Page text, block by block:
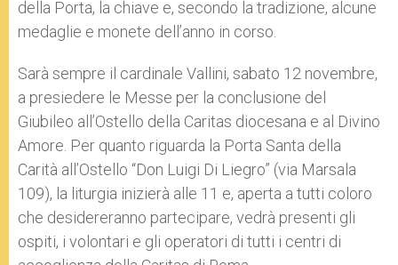
della Porta, la chiave e, secondo la tradizione, alcune
medaglie e monete dell’anno in corso.
Sarà sempre il cardinale Vallini, sabato 12 novembre,
a presiedere le Messe per la conclusione del
Giubileo all’Ostello della Caritas diocesana e al Divino
Amore. Per quanto riguarda la Porta Santa della
Carità all’Ostello “Don Luigi Di Liegro” (via Marsala
109), la liturgia inizierà alle 11 e, aperta a tutti coloro
che desidereranno partecipare, vedrà presenti gli
ospiti, i volontari e gli operatori di tutti i centri di